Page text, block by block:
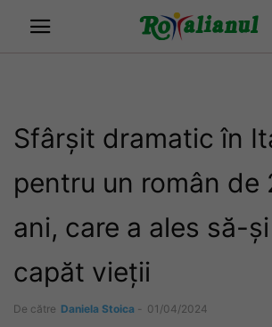
Sfârșit dramatic în
pentru un român de
ani, care a ales să-
capăt vieții
De către Daniela Stoica - 01/04/2024